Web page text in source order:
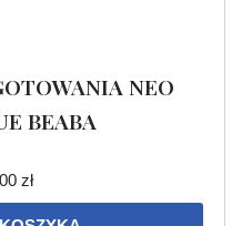
NEO
BEABA
zł